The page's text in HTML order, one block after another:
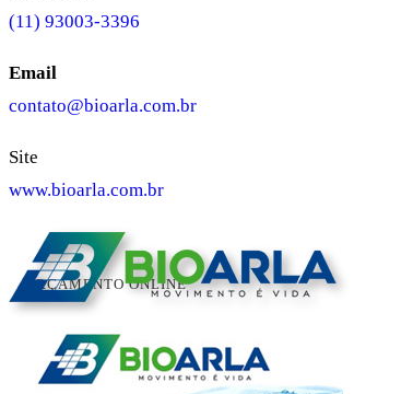
(11) 93003-3396
Email
contato@bioarla.com.br
Site
www.bioarla.com.br
ORÇAMENTO ONLINE